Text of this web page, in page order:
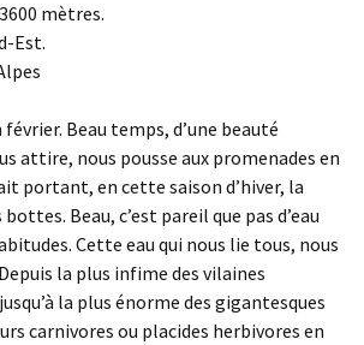
mètres.
Est.
Beau temps, d’une beauté
attire, nous pousse aux promenades en
portant, en cette saison d’hiver, la
Beau, c’est pareil que pas d’eau
Cette eau qui nous lie tous, nous
la plus infime des vilaines
la plus énorme des gigantesques
carnivores ou placides herbivores en